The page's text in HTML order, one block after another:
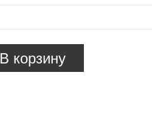
В корзину